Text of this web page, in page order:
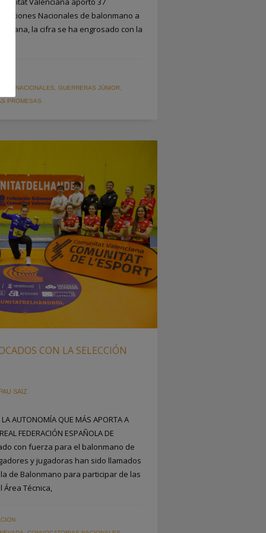
Nacionales de balonmano a
la cifra se ha engrosado con la
NACIONALES GUERRERAS JÚNIOR
PROMESAS
CON LA SELECCIÓN
PAU SAIZ
AUTONOMÍA QUE MÁS APORTA A
FEDERACIÓN ESPAÑOLA DE
con fuerza para el balonmano de
y jugadoras han sido llamados
de Balonmano para participar de las
Técnica,